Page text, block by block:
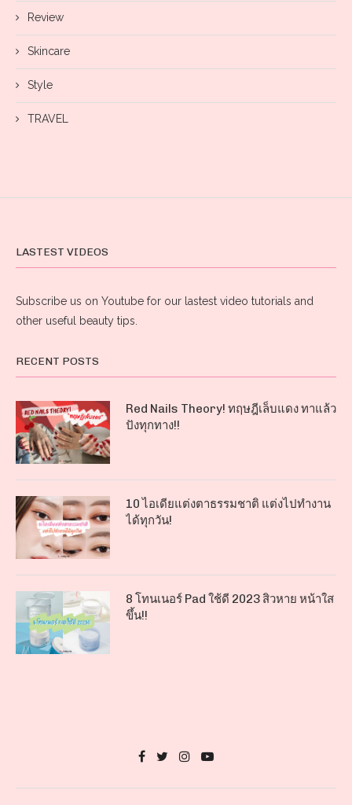
Review
Skincare
Style
TRAVEL
LASTEST VIDEOS
Subscribe us on Youtube for our lastest video tutorials and
other useful beauty tips.
RECENT POSTS
Red Nails Theory! ทฤษฎีเล็บแดง ทาแล้ว
ปังทุกทาง!!
10 ไอเดียแต่งตาธรรมชาติ แต่งไปทำงาน
ได้ทุกวัน!
8 โทนเนอร์ Pad ใช้ดี 2023 สิวหาย หน้าใส
ขึ้น!!